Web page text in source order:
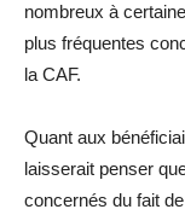
nombreux à
plus fréquentes
la CAF.
Quant aux
laisserait penser
concernés du fait